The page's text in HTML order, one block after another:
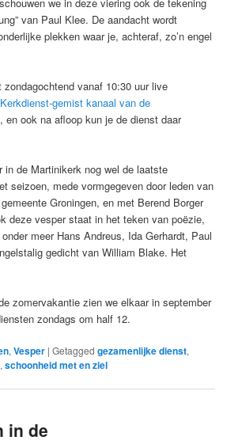
van Paul Klee. De aandacht wordt
plekken waar je, achteraf, zo’n engel
vanaf 10:30 uur live
Kerkdienst-gemist kanaal van de
, en ook na afloop kun je de dienst daar
in de Martinikerk nog wel de laatste
seizoen, mede vormgegeven door leden van
Groningen, en met Berend Borger
deze vesper staat in het teken van poëzie,
meer Hans Andreus, Ida Gerhardt, Paul
gedicht van William Blake. Het
zomervakantie zien we elkaar in september
zondags om half 12.
,Vesper |Getagged gezamenlijke dienst,
,schoonheid met en ziel
in de